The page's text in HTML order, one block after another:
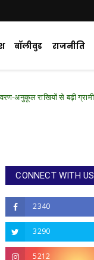
बॉलीवुड राजनीति
से बढ़ी ग्रामीण महिलाओं की आय
CONNECT WITH US
2340
3290
5212